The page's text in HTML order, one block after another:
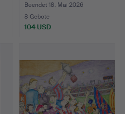
Beendet 18. Mai 2026
8 Gebote
104 USD